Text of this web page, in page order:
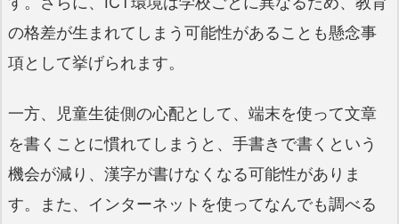
の格差が生まれてしまう可能性があることも懸念事
項として挙げられます。
一方、児童生徒側の心配として、端末を使って文章
を書くことに慣れてしまうと、手書きで書くという
機会が減り、漢字が書けなくなる可能性がありま
す。また、インターネットを使ってなんでも調べる